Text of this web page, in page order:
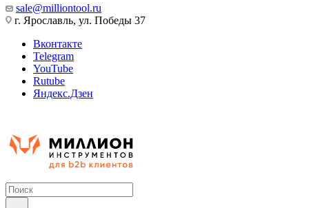
sale@milliontool.ru
г. Ярославль, ул. Победы 37
Вконтакте
Telegram
YouTube
Rutube
Яндекс.Дзен